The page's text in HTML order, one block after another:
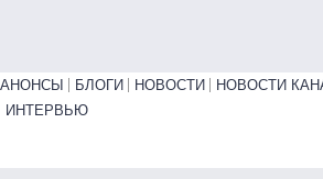
Primary links bottom
АНОНСЫ БЛОГИ НОВОСТИ НОВОСТИ
ИНТЕРВЬЮ